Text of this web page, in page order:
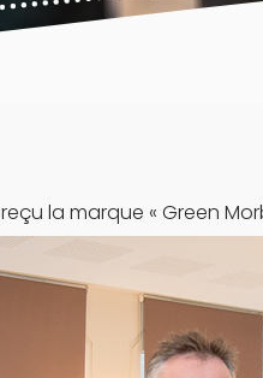
la marque « Green